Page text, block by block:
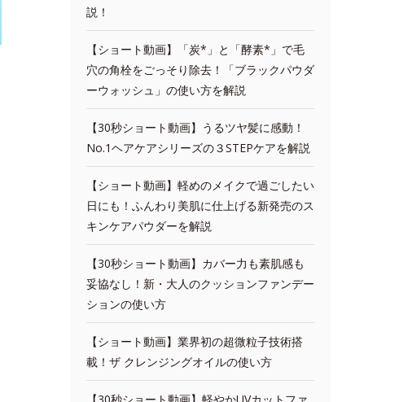
説！
【ショート動画】「炭*」と「酵素*」で毛
穴の角栓をごっそり除去！「ブラックパウダ
ーウォッシュ」の使い方を解説
【30秒ショート動画】うるツヤ髪に感動！
No.1ヘアケアシリーズの３STEPケアを解説
【ショート動画】軽めのメイクで過ごしたい
日にも！ふんわり美肌に仕上げる新発売のス
キンケアパウダーを解説
【30秒ショート動画】カバー力も素肌感も
妥協なし！新・大人のクッションファンデー
ションの使い方
【ショート動画】業界初の超微粒子技術搭
載！ザ クレンジングオイルの使い方